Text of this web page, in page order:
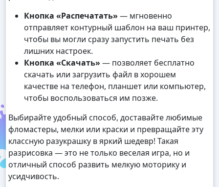
Кнопка «Распечатать» — мгновенно
отправляет контурный шаблон на ваш принтер,
чтобы вы могли сразу запустить печать без
лишних настроек.
Кнопка «Скачать» — позволяет бесплатно
скачать или загрузить файл в хорошем
качестве на телефон, планшет или компьютер,
чтобы воспользоваться им позже.
Выбирайте удобный способ, доставайте любимые
фломастеры, мелки или краски и превращайте эту
классную разукрашку в яркий шедевр! Такая
разрисовка — это не только веселая игра, но и
отличный способ развить мелкую моторику и
усидчивость.